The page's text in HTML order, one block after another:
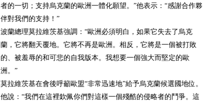
者的一切；支持烏克蘭的歐洲一體化願望。”他表示：“感謝合作夥
伴對我們的支持！”
波蘭總理莫拉維茨基強調：“歐洲必須明白，如果它失去了烏克
蘭，它將翻天覆地。它將不再是歐洲。相反，它將是一個被打敗
的、被羞辱的和可悲的自我版本。我想要一個強大而堅定的歐
洲。”
莫拉維茨基在會後呼籲歐盟“非常迅速地”給予烏克蘭候選國地位。
他說：“我們在這裡欽佩你們對這樣一個殘酷的侵略者的鬥爭。這